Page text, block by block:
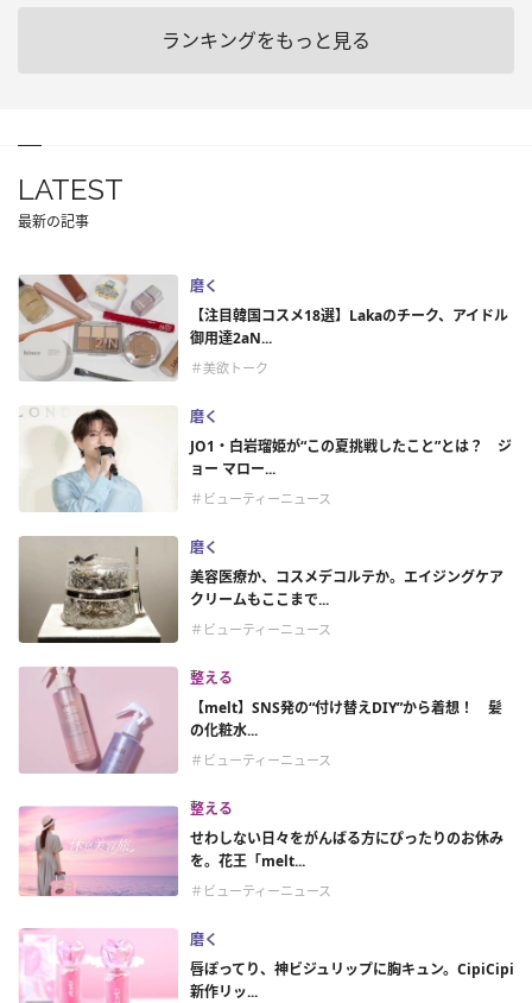
ランキングをもっと見る
LATEST
最新の記事
磨く
【注目韓国コスメ18選】Lakaのチーク、アイドル
御用達2aN...
＃美欲トーク
磨く
JO1・白岩瑠姫が“この夏挑戦したこと”とは？ ジ
ョー マロー...
＃ビューティーニュース
磨く
美容医療か、コスメデコルテか。エイジングケア
クリームもここまで...
＃ビューティーニュース
整える
【melt】SNS発の“付け替えDIY”から着想！ 髪
の化粧水...
＃ビューティーニュース
整える
せわしない日々をがんばる方にぴったりのお休み
を。花王「melt...
＃ビューティーニュース
磨く
唇ぽってり、神ビジュリップに胸キュン。CipiCipi
新作リッ...